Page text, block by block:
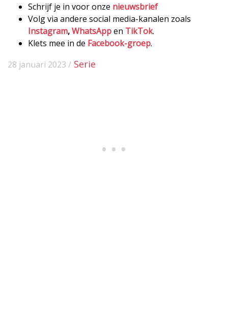
Schrijf je in voor onze nieuwsbrief
Volg via andere social media-kanalen zoals
Instagram,WhatsAppen TikTok.
Klets mee in de Facebook-groep.
28 januari 2023 / Serie